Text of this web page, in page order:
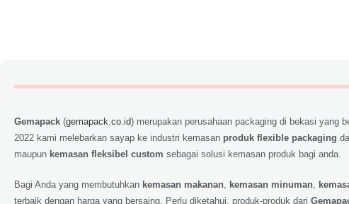
Gemapack (gemapack.co.id) merupakan perusahaan packaging di bekasi yang
2022 kami melebarkan sayap ke industri kemasan produk flexible packaging
maupun kemasan fleksibel custom sebagai solusi kemasan produk bagi anda.
Bagi Anda yang membutuhkan kemasan makanan kemasan minuman
terbaik dengan harga yang bersaing. Perlu diketahui, produk-produk dari